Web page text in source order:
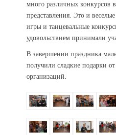
много различных конкурсов
представления. Это и
игры и танцевальные
удовольствием принимали
В завершении праздника
получили сладкие подарки
организаций.